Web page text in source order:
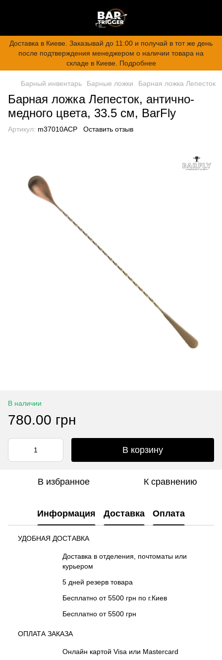
Доставка в Киеве. Заказывай до 11:00 и получай в тот же день
после подтверждения менеджером о наличии товара на
складе в Киеве. Подробнее
Барный инвентарь Барные ложки Барная ложка Лепесток
Барная ложка Лепесток, антично-
медного цвета, 33.5 см, BarFly
Артикул: m37010ACP Оставить отзыв
В наличии
780.00 грн
В корзину
В избранное К сравнению
Информация Доставка Оплата
УДОБНАЯ ДОСТАВКА
Доставка в отделения, почтоматы или
курьером
5 дней резерв товара
Бесплатно от 5500 грн по г.Киев
Бесплатно от 5500 грн
ОПЛАТА ЗАКАЗА
Онлайн картой Visa или Mastercard